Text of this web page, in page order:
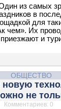
из самых
в
для
чем». Их
и
ОБЩЕСТВО
не
0